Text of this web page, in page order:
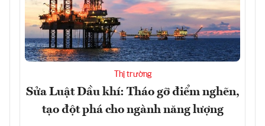
Thị trường
Sửa Luật Dầu khí: Tháo gỡ điểm nghẽn,
tạo đột phá cho ngành năng lượng